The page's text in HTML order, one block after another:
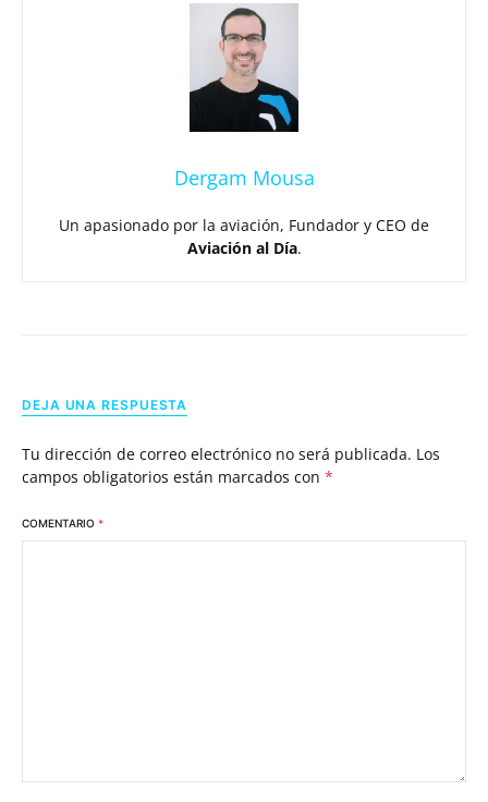
Dergam Mousa
Un apasionado por la aviación, Fundador y CEO de
Aviación al Día.
DEJA UNA RESPUESTA
Tu dirección de correo electrónico no será publicada. Los
campos obligatorios están marcados con *
COMENTARIO *